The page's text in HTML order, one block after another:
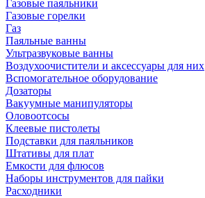
Газовые паяльники
Газовые горелки
Газ
Паяльные ванны
Ультразвуковые ванны
Воздухоочистители и аксессуары для них
Вспомогательное оборудование
Дозаторы
Вакуумные манипуляторы
Оловоотсосы
Клеевые пистолеты
Подставки для паяльников
Штативы для плат
Емкости для флюсов
Наборы инструментов для пайки
Расходники